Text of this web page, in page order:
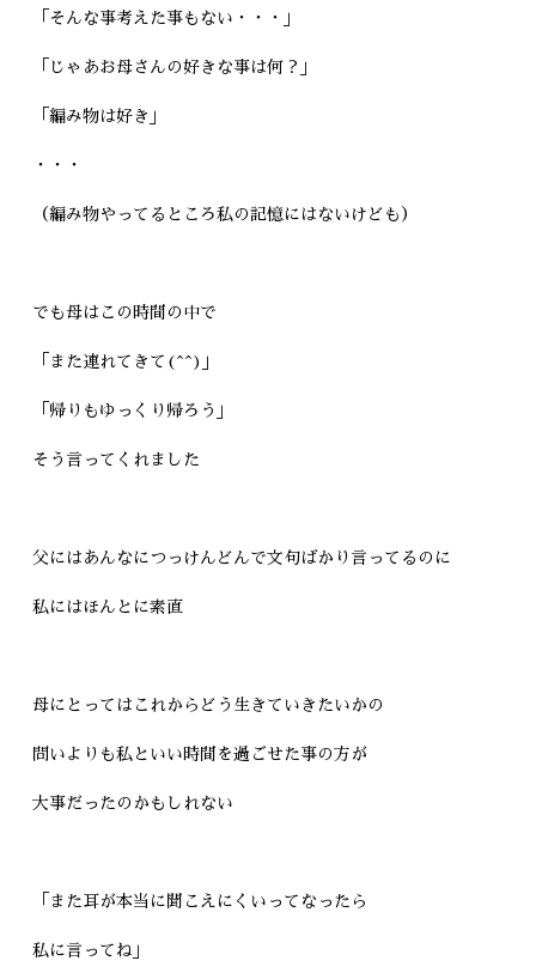
「そんな事考えた事もない・・・」
「じゃあお母さんの好きな事は何？」
「編み物は好き」
・・・
（編み物やってるところ私の記憶にはないけども）
でも母はこの時間の中で
「また連れてきて(^^)」
「帰りもゆっくり帰ろう」
そう言ってくれました
父にはあんなにつっけんどんで文句ばかり言ってるのに
私にはほんとに素直
母にとってはこれからどう生きていきたいかの
問いよりも私といい時間を過ごせた事の方が
大事だったのかもしれない
「また耳が本当に聞こえにくいってなったら
私に言ってね」